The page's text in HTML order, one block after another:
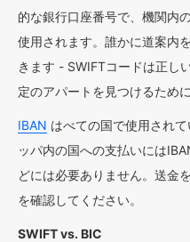
的な銀行口座番号で、機関内
使用されます。誰かに道案内
きます - SWIFTコードは正し
定のアパートを見つけるため
IBAN はべての国で使用され
ッパ内の国への支払いには
どには必要ありません。送金
を確認してください。
SWIFT vs. BIC